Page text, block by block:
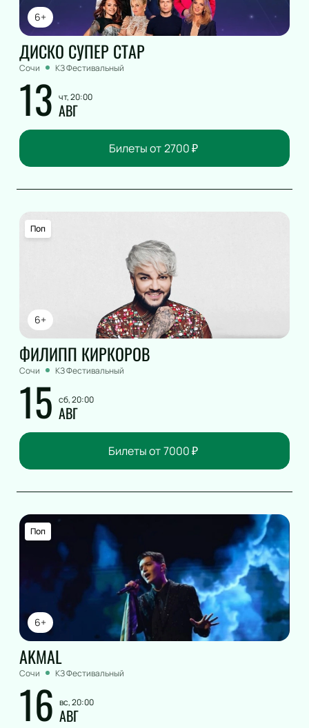
6+
ДИСКО СУПЕР СТАР
Сочи КЗ Фестивальный
13 чт, 20:00
АВГ
Билеты от 2700₽
6+
Поп
ФИЛИПП КИРКОРОВ
Сочи КЗ Фестивальный
15 сб, 20:00
АВГ
Билеты от7000₽
6+
Поп
AKMAL
Сочи КЗ Фестивальный
16 вс, 20:00
АВГ